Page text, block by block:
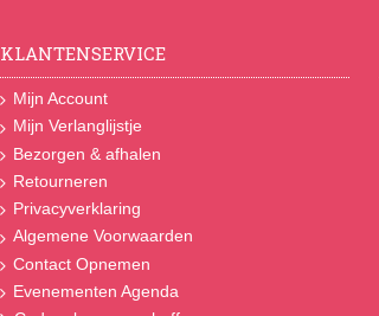
KLANTENSERVICE
Mijn Account
Mijn Verlanglijstje
Bezorgen & afhalen
Retourneren
Privacyverklaring
Algemene Voorwaarden
Contact Opnemen
Evenementen Agenda